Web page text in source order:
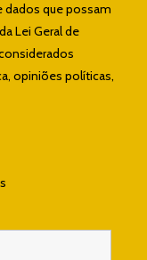
dados que possam
Lei Geral de
opiniões políticas,